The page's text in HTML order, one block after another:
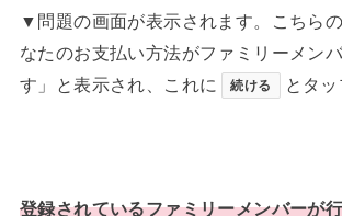
▼問題の画面が表示されます。こちら
なたのお支払い方法がファミリーメン
す」と表示され、これに
続ける とタ
登録されているファミリーメンバーが